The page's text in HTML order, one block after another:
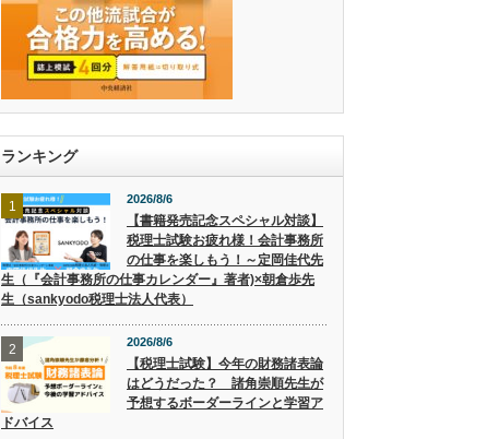
ランキング
1 2026/8/6
【書籍発売記念スペシャル対談】
税理士試験お疲れ様！会計事務所
の仕事を楽しもう！～定岡佳代先
生（『会計事務所の仕事カレンダー』著者)×朝倉歩先
生（sankyodo税理士法人代表）
2 2026/8/6
【税理士試験】今年の財務諸表論
はどうだった？ 諸角崇順先生が
予想するボーダーラインと学習ア
ドバイス